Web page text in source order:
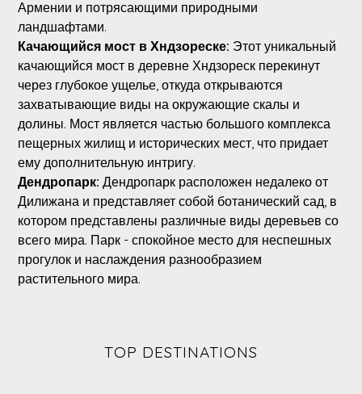
Армении и потрясающими природными
ландшафтами.
Качающийся мост в Хндзореске: Этот уникальный
качающийся мост в деревне Хндзореск перекинут
через глубокое ущелье, откуда открываются
захватывающие виды на окружающие скалы и
долины. Мост является частью большого комплекса
пещерных жилищ и исторических мест, что придает
ему дополнительную интригу.
Дендропарк: Дендропарк расположен недалеко от
Дилижана и представляет собой ботанический сад, в
котором представлены различные виды деревьев со
всего мира. Парк - спокойное место для неспешных
прогулок и наслаждения разнообразием
растительного мира.
TOP DESTINATIONS